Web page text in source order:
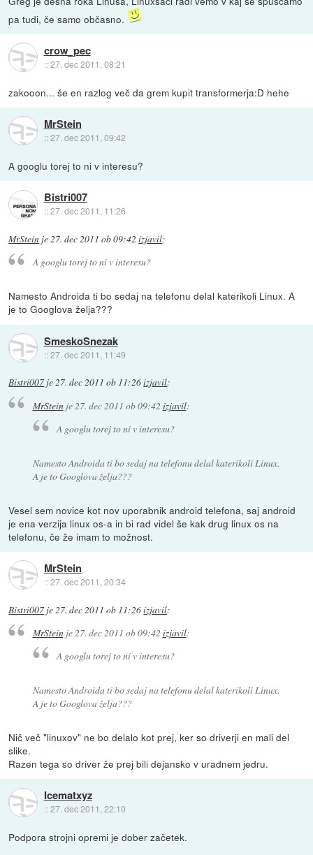
pa tudi, če samo občasno.
crow_pec
::27. dec 2011, 08:21
zakooon... še en razlog več da grem kupit transformerja:D hehe
MrStein
::27. dec 2011, 09:42
A googlu torej to ni v interesu?
Bistri007
::27. dec 2011, 11:26
MrStein je27. dec 2011 ob 09:42 izjavil:
A googlu torej to ni v interesu?
Namesto Androida ti bo sedaj na telefonu delal katerikoli Linux. A
je to Googlova želja???
SmeskoSnezak
::27. dec 2011, 11:49
Bistri007 je27. dec 2011 ob 11:26izjavil:
MrSteinje27. dec 2011 ob 09:42 izjavil:
A googlu torej to ni v interesu?
Namesto Androida ti bo sedaj na telefonu delal katerikoli Linux.
A je to Googlova želja???
Vesel sem novice kot nov uporabnik android telefona, saj android
je ena verzija linux os-a in bi rad videl še kak drug linux os na
telefonu, če že imam to možnost.
MrStein
::27. dec 2011, 20:34
Bistri007 je27. dec 2011 ob 11:26izjavil:
MrSteinje27. dec 2011 ob 09:42 izjavil:
A googlu torej to ni v interesu?
Namesto Androida ti bo sedaj na telefonu delal katerikoli Linux.
A je to Googlova želja???
Nič več "linuxov" ne bo delalo kot prej, ker so driverji en mali del
slike.
Razen tega so driver že prej bili dejansko v uradnem jedru.
Icematxyz
::27. dec 2011, 22:10
Podpora strojni opremi je dober začetek.